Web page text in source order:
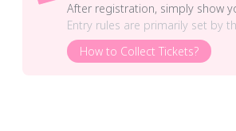
After registration, simply show
Entry rules are primarily set by
How to Collect Tickets?